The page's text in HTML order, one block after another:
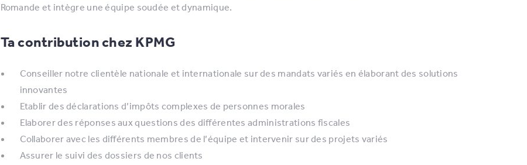
Romande et intègre une équipe soudée et dynamique.
Ta contribution chez KPMG
Conseiller notre clientèle nationale et internationale sur des mandats variés en élaborant des solutions
innovantes
Etablir des déclarations d’impôts complexes de personnes morales
Elaborer des réponses aux questions des différentes administrations fiscales
Collaborer avec les différents membres de l’équipe et intervenir sur des projets variés
Assurer le suivi des dossiers de nos clients